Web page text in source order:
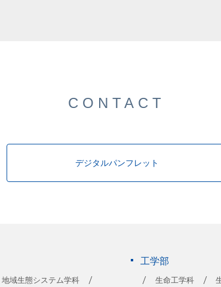
CONTACT
デジタルパンフレット
地域生態システム学科
工学部
生命工学科